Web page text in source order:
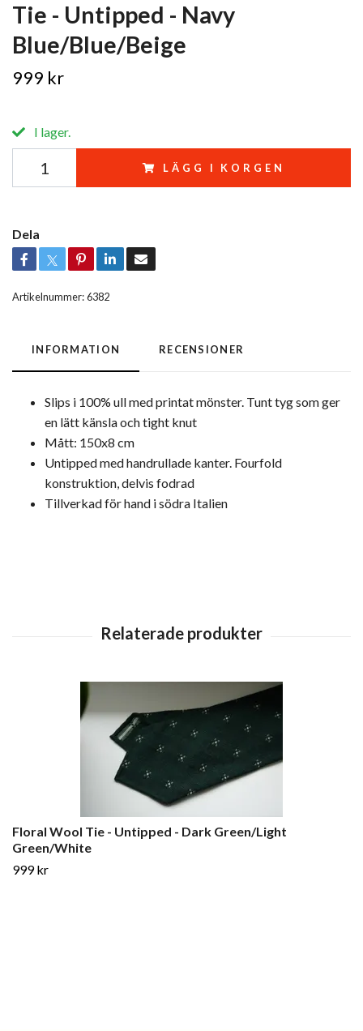
Tie - Untipped - Navy
Blue/Blue/Beige
999 kr
I lager.
LÄGG I KORGEN
Dela
Artikelnummer:6382
INFORMATION RECENSIONER
Slips i 100% ull med printat mönster. Tunt tyg som ger
en lätt känsla och tight knut
Mått: 150x8 cm
Untipped med handrullade kanter. Fourfold
konstruktion, delvis fodrad
Tillverkad för hand i södra Italien
Floral Wool Tie - Untipped - Dark Green/Light
Green/White
999 kr